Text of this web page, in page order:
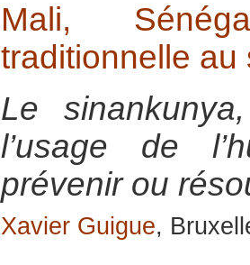
Mali,
traditionnelle
Le
l’usage de
prévenir ou
Xavier Guigue,